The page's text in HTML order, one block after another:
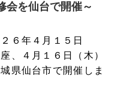
会を仙台で開催～
６年４月１５日
、４月１６日（木）
県仙台市で開催しま